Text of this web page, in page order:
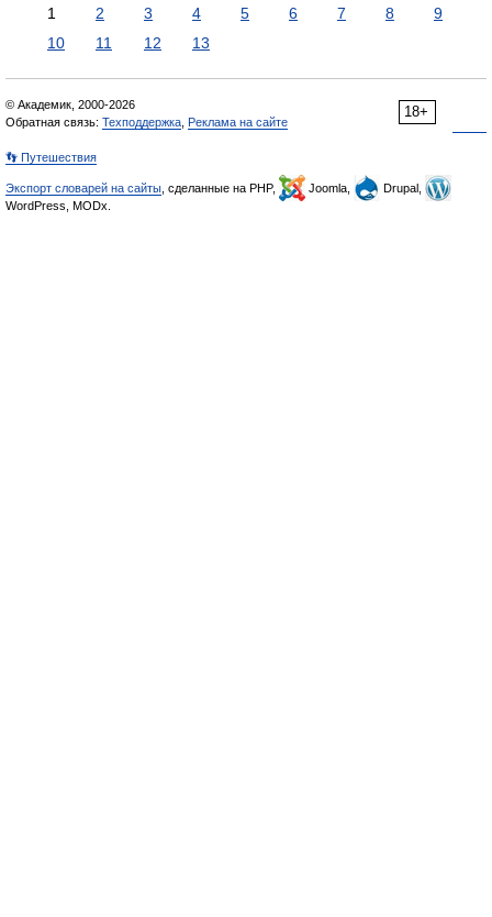
1 2 3 4 5 6 7 8
9
10
11 12 13
18+
© Академик, 2000-2026
Обратная связь: Техподдержка Реклама на сайте
👣 Путешествия
Экспорт словарей на сайты , сделанные на PHP, Joomla,
Drupal,
WordPress, MODx.